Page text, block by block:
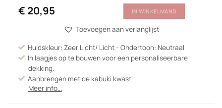
€ 20,95 IN WINKELMAND
Toevoegen aan verlanglijst
Huidskleur: Zeer Licht/ Licht - Ondertoon: Neutraal
In laagjes op te bouwen voor een personaliseerbare
dekking.
Aanbrengen met de kabuki kwast.
Meer info...